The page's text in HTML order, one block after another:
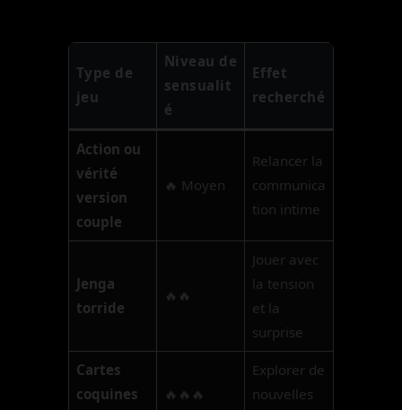
Type de
jeu
Niveau de
sensualit
é
Effet
recherché
Action ou
vérité
version
couple
🔥 Moyen
Relancer la
communica
tion intime
Jenga
torride
🔥🔥
Jouer avec
la tension
et la
surprise
Cartes
coquines
🔥🔥🔥
Explorer de
nouvelles